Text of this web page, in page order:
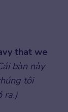
that we
bàn này
tôi
ra.)